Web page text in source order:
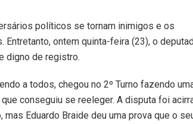
políticos se tornam inimigos e os
ontem quinta-feira (23), o
digno de registro.
a todos, chegou no 2º Turno fazendo
conseguiu se reeleger. A disputa foi
Eduardo Braide deu uma prova que o